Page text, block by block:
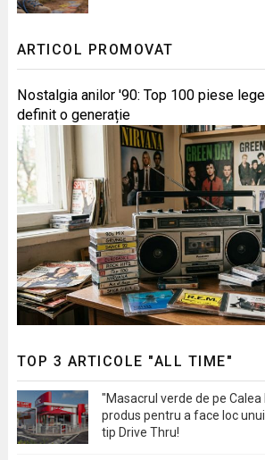
ARTICOL PROMOVAT
Nostalgia anilor '90: Top 100 piese
definit o generație
TOP 3 ARTICOLE "ALL TIME"
"Masacrul verde de pe
produs pentru a face loc
tip Drive Thru!